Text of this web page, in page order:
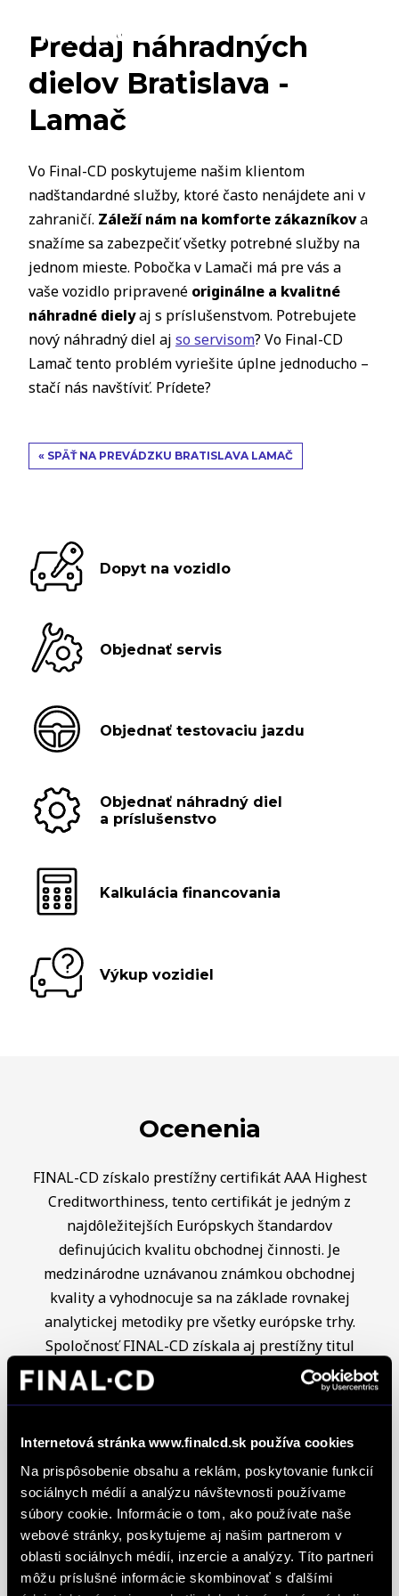
Internetová stránka www.finalcd.sk používa cookies
Na prispôsobenie obsahu a reklám, poskytovanie funkcií
sociálnych médií a analýzu návštevnosti používame
súbory cookie. Informácie o tom, ako používate naše
webové stránky, poskytujeme aj našim partnerom v
oblasti sociálnych médií, inzercie a analýzy. Títo partneri
môžu príslušné informácie skombinovať s ďalšími
Predaj náhradných
dielov Bratislava -
Lamač
Vo Final-CD poskytujeme našim klientom
nadštandardné služby, ktoré často nenájdete ani v
zahraničí. Záleží nám na komforte zákazníkova
snažíme sa zabezpečiť všetky potrebné služby na
jednom mieste. Pobočka v Lamači má pre vás a
vaše vozidlo pripravené originálne a kvalitné
náhradné dielyaj s príslušenstvom. Potrebujete
nový náhradný diel aj so servisom? Vo Final-CD
Lamač tento problém vyriešite úplne jednoducho –
stačí nás navštíviť. Prídete?
« SPÄŤ NA PREVÁDZKU BRATISLAVA LAMAČ
Dopyt na vozidlo
Objednať servis
Objednať testovaciu jazdu
Objednať náhradný diel
a príslušenstvo
Kalkulácia financovania
Výkup vozidiel
Ocenenia
FINAL-CD získalo prestížny certifikát AAA Highest
Creditworthiness, tento certifikát je jedným z
najdôležitejších Európskych štandardov
definujúcich kvalitu obchodnej činnosti. Je
medzinárodne uznávanou známkou obchodnej
kvality a vyhodnocuje sa na základe rovnakej
analytickej metodiky pre všetky európske trhy.
Spoločnosť FINAL-CD získala aj prestížny titul
Superbrands, už tretí rok po sebe. Medzi
Superbrands spoločnosti sme sa zaradili v rokoch
globálnou autoritou v oblasti hodnotenia a
oceňovania obchodných značiek a znakom
špeciálneho postavenia a uznania vynikajúcej
pozície značky na lokálnom trhu. Na základe
jednotných kritérií a metód každoročne oceňuje
najlepšie z najlepších značiek v takmer 90
krajinách na piatich kontinentoch FINAL-CD ako